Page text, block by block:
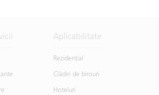
Aplicabilitate
Rezidențial
Clădiri de birouri
Hoteluri